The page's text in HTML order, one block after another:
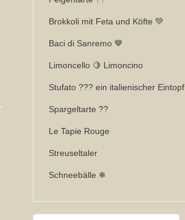
Brokkoli mit Feta und Köfte 💚
Baci di Sanremo 🤎
Limoncello 🍋 Limoncino
Stufato ??? ein italienischer Eintopf
Spargeltarte ??
Le Tapie Rouge
Streuseltaler
Schneebälle ❄